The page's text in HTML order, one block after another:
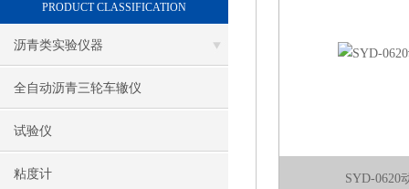
PRODUCT CLASSIFICATION
沥青类实验仪器
全自动沥青三轮车辙仪
试验仪
粘度计 SYD-0620